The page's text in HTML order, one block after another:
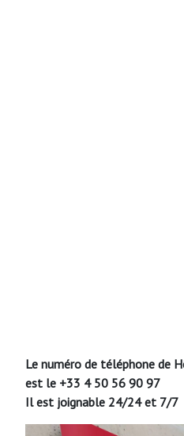
Le numéro de téléphone de
est le +33 4 50 56 90 97
Il est joignable 24/24 et 7/7